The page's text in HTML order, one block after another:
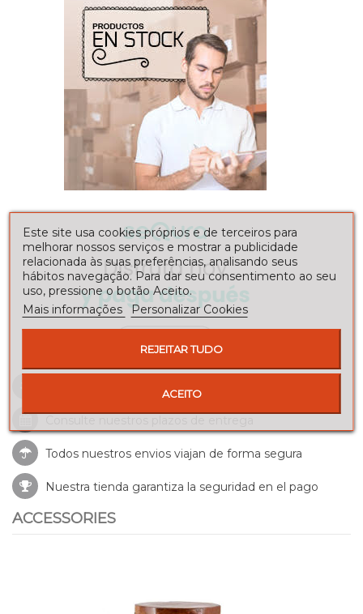
Envíos a toda la península
Todos nuestros envios viajan de forma segura
Nuestra tienda garantiza la seguridad en el pago
ACCESSORIES
Este site usa cookies próprios e de terceiros para
melhorar nossos serviços e mostrar a publicidade
relacionada às suas preferências, analisando seus
hábitos navegação. Para dar seu consentimento ao seu
uso, pressione o botão Aceito.
Mais informações Personalizar Cookies
REJEITAR TUDO
ACEITO